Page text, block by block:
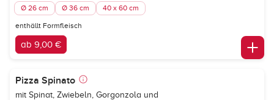
Ø 26 cm Ø 36 cm 40 x 60 cm
enthällt Formfleisch
ab 9,00 €
Pizza Spinato
mit Spinat, Zwiebeln, Gorgonzola und